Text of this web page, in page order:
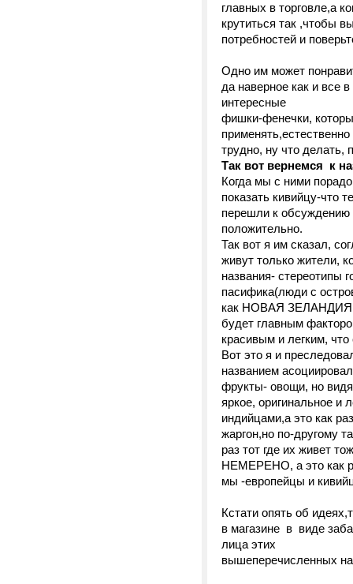
главных в торговле,а
крутиться так ,чтобы
потребностей и
Одно им может
да наверное как и все
интересные
фишки-фенечки,
трудно, ну что делать,
Так вот вернемся к
Когда мы с ними
показать кивийцу-что
перешли к обсуждению
положительно.
Так вот я им сказал,
живут только жители,
названия- стереотипы
пасифика(люди с
как НОВАЯ ЗЕЛАНДИЯ -
будет главным
красивым и легким,
Вот это я и
названием
фрукты- овощи, но
яркое, оригинальное и
индийцами,а это как
жаргон,но по-другому
раз тот где их живет
НЕМЕРЕНО, а это как
мы -европейцы и
Кстати опять об
в магазине в виде
лица этих
вышеперечисленных